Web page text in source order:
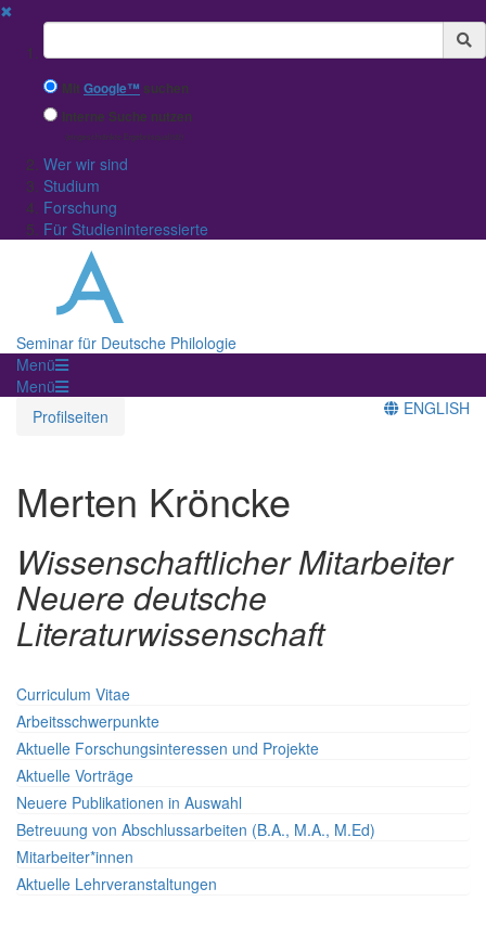
✖
Suchbegriff
MitGoogle™ suchen
Interne Suche nutzen
(eingeschränkte Ergebnisqualität)
Wer wir sind
Studium
Forschung
Für Studieninteressierte
Seminar für Deutsche Philologie
Menü
Menü
Profilseiten
ENGLISH
Merten Kröncke
Wissenschaftlicher Mitarbeiter
Neuere deutsche
Literaturwissenschaft
Curriculum Vitae
Arbeitsschwerpunkte
Aktuelle Forschungsinteressen und Projekte
Aktuelle Vorträge
Neuere Publikationen in Auswahl
Betreuung von Abschlussarbeiten (B.A., M.A., M.Ed)
Mitarbeiter*innen
Aktuelle Lehrveranstaltungen